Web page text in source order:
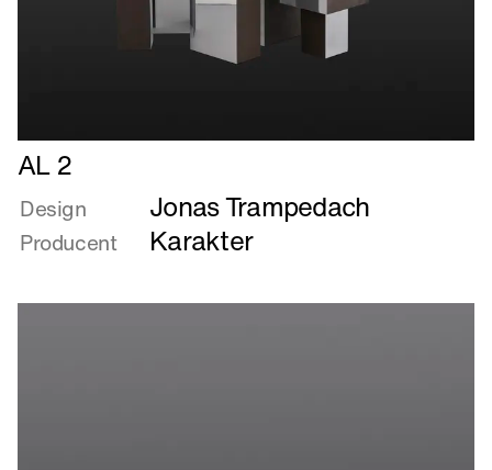
Læs
mere
om
AL
2
AL 2
Design Jonas Trampedach
Producent Karakter